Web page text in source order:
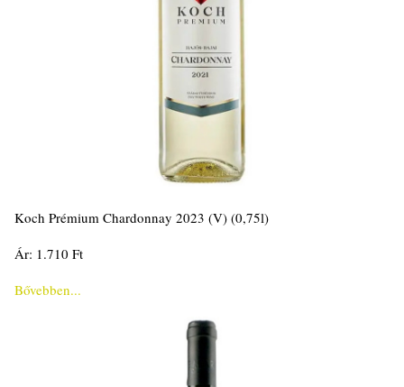
Koch Prémium Chardonnay 2023 (V) (0,75l)
Ár: 1.710 Ft
Bővebben...